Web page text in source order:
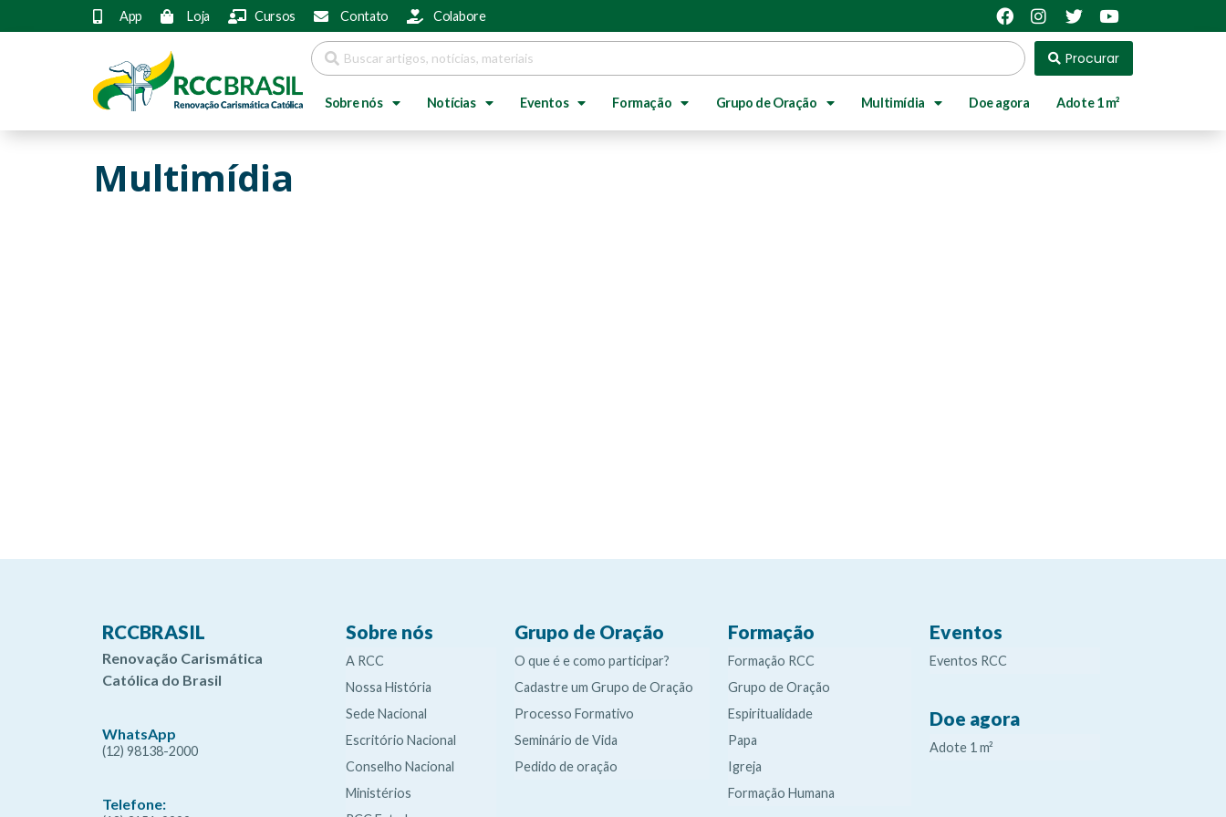
App Loja Cursos Contato Colabore
Procurar
Sobre nós Notícias Eventos Formação Grupo de Oração Multimídia Doe agora Adote 1 m²
Multimídia
RCCBRASIL
Renovação Carismática
Católica do Brasil
WhatsApp
(12) 98138-2000
Telefone:
Sobre nós
A RCC
Nossa História
Sede Nacional
Escritório Nacional
Conselho Nacional
Ministérios
Grupo de Oração
O que é e como participar?
Cadastre um Grupo de Oração
Processo Formativo
Seminário de Vida
Pedido de oração
Formação
Formação RCC
Grupo de Oração
Espiritualidade
Papa
Igreja
Formação Humana
Eventos
Eventos RCC
Doe agora
Adote 1 m²